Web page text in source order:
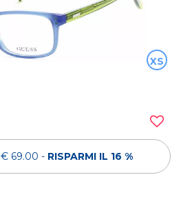
XS
€ 69.00 - RISPARMI IL 16 %